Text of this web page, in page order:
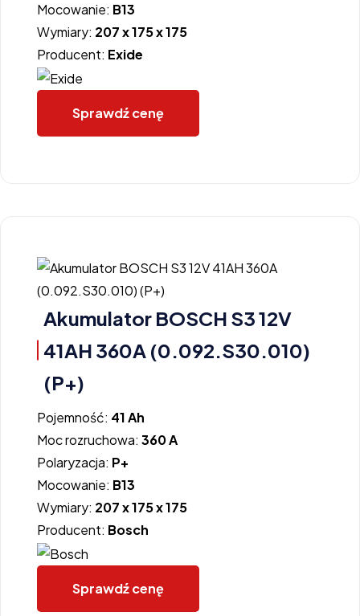
Mocowanie: B13
Wymiary: 207 x 175 x 175
Producent: Exide
Sprawdź cenę
Akumulator BOSCH S3 12V
41AH 360A (0.092.S30.010)
(P+)
Pojemność: 41 Ah
Moc rozruchowa: 360 A
Polaryzacja: P+
Mocowanie: B13
Wymiary: 207 x 175 x 175
Producent: Bosch
Sprawdź cenę